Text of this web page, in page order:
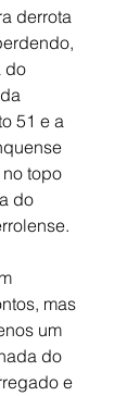
derrota
do
51 e a
topo
do
mas
um
do
e